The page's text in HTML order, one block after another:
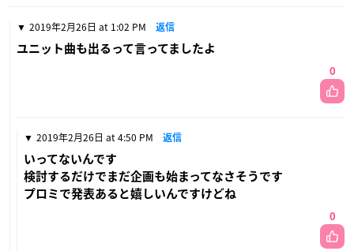
2019年2月26日 at 1:02 PM 返信
ユニット曲も出るって言ってましたよ
0
2019年2月26日 at 4:50 PM 返信
いってないんです
検討するだけでまだ企画も始まってなさそうです
プロミで発表あると嬉しいんですけどね
0